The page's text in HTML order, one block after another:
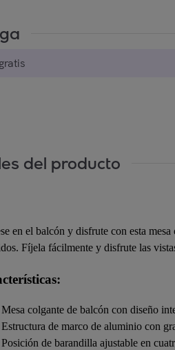
del producto
en el balcón y disfrute con esta
Fíjela fácilmente y disfrute las
Mesa colgante de balcón con diseño
Estructura de marco de aluminio con
Posición de barandilla ajustable en